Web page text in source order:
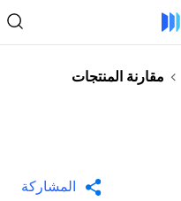
مقارنة المنتجات
المشاركة